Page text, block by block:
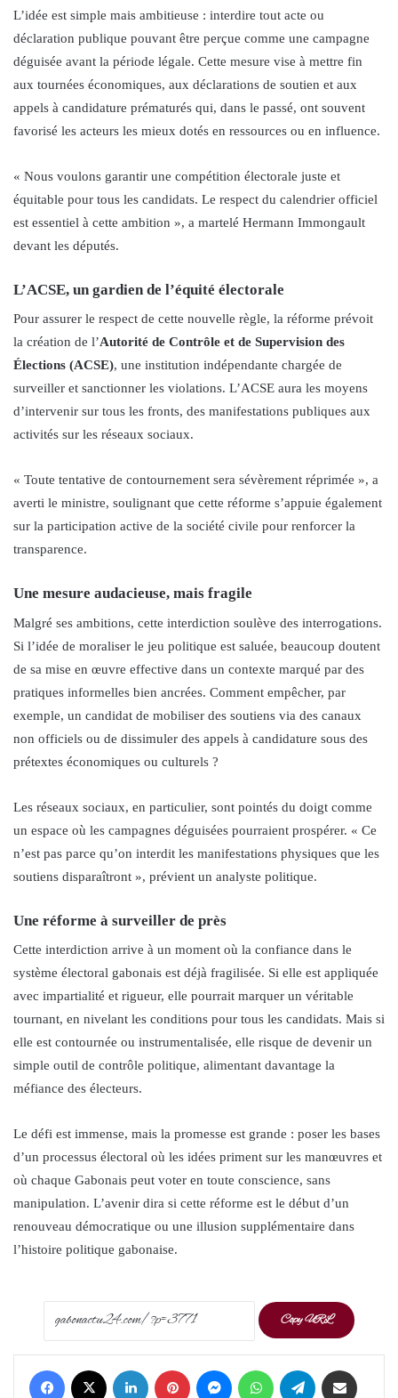
L’idée est simple mais ambitieuse : interdire tout acte ou
déclaration publique pouvant être perçue comme une campagne
déguisée avant la période légale. Cette mesure vise à mettre fin
aux tournées économiques, aux déclarations de soutien et aux
appels à candidature prématurés qui, dans le passé, ont souvent
favorisé les acteurs les mieux dotés en ressources ou en influence.
« Nous voulons garantir une compétition électorale juste et
équitable pour tous les candidats. Le respect du calendrier officiel
est essentiel à cette ambition », a martelé Hermann Immongault
devant les députés.
L’ACSE, un gardien de l’équité électorale
Pour assurer le respect de cette nouvelle règle, la réforme prévoit
la création de l’Autorité de Contrôle et de Supervision des
Élections (ACSE), une institution indépendante chargée de
surveiller et sanctionner les violations. L’ACSE aura les moyens
d’intervenir sur tous les fronts, des manifestations publiques aux
activités sur les réseaux sociaux.
« Toute tentative de contournement sera sévèrement réprimée », a
averti le ministre, soulignant que cette réforme s’appuie également
sur la participation active de la société civile pour renforcer la
transparence.
Une mesure audacieuse, mais fragile
Malgré ses ambitions, cette interdiction soulève des interrogations.
Si l’idée de moraliser le jeu politique est saluée, beaucoup doutent
de sa mise en œuvre effective dans un contexte marqué par des
pratiques informelles bien ancrées. Comment empêcher, par
exemple, un candidat de mobiliser des soutiens via des canaux
non officiels ou de dissimuler des appels à candidature sous des
prétextes économiques ou culturels ?
Les réseaux sociaux, en particulier, sont pointés du doigt comme
un espace où les campagnes déguisées pourraient prospérer. « Ce
n’est pas parce qu’on interdit les manifestations physiques que les
soutiens disparaîtront », prévient un analyste politique.
Une réforme à surveiller de près
Cette interdiction arrive à un moment où la confiance dans le
système électoral gabonais est déjà fragilisée. Si elle est appliquée
avec impartialité et rigueur, elle pourrait marquer un véritable
tournant, en nivelant les conditions pour tous les candidats. Mais si
elle est contournée ou instrumentalisée, elle risque de devenir un
simple outil de contrôle politique, alimentant davantage la
méfiance des électeurs.
Le défi est immense, mais la promesse est grande : poser les bases
d’un processus électoral où les idées priment sur les manœuvres et
où chaque Gabonais peut voter en toute conscience, sans
manipulation. L’avenir dira si cette réforme est le début d’un
renouveau démocratique ou une illusion supplémentaire dans
l’histoire politique gabonaise.
Copy URL
Facebook LinkedIn Pinterest Messenger WhatsApp Telegram